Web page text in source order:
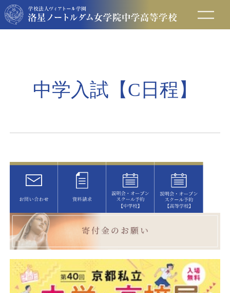
保護者の方へ
入試情報
アクセス
お問い合わせ
資料請求
中学入試【C日程】